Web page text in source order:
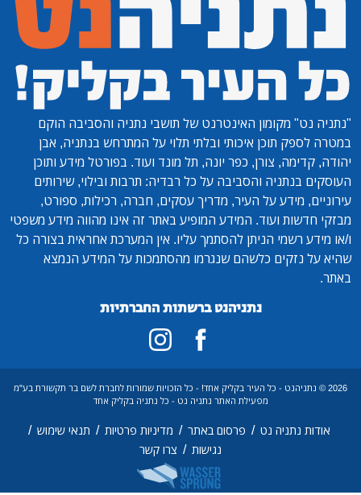
"נתניה נט" מקומון האינטרנט של תושבי נתניה והסביבה הוקם
במטרה לספק תוכן איכותי ובלתי תלוי על המתרחש בנתניה, אבן
יהודה, קדימה, צורן, כפר יונה, תל מונד ועוד. בפורטל מידע ותוכן
העוסקים בנתניה והסביבה על כל רבדיה: תרבות ובילוי, שירותים
עירוניים, מידע על העיר, מדריך עסקים, חברה, רכילות, ספורט,
מבזקי חדשות ועוד. המידע המופיע באתר זה אינו מהווה מידע משפטי
ו/או מידע רשמי הניתן להסתמך עליו. אין המערכת אחראית בצורה כל
שהיא על נזקים כלשהם שנגרמו מהסתמכות על המידע הנמצא
באתר.
נתניהנט ברשתות החברתיות
2026 © נתניהנט - כל העיר בקליק אחד! - כל הזכויות שמורות לחברת לשם בר תקשורת בע"מ
מפעילת האתר נתניה נט - כל נתניה בקליק אחד
אודות נתניה נט / פרסום באתר / מדיניות פרטיות / תנאי שימוש /
נגישות / צרו קשר